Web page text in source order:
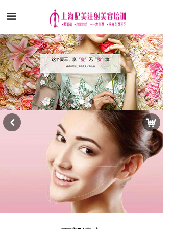
끀
낙
낒